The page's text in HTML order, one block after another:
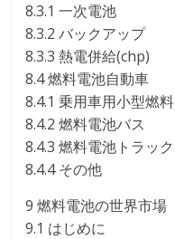
8.3.1 一次電池
8.3.2 バックアップ
8.3.3 熱電併給(chp)
8.4 燃料電池自動車
8.4.1 乗用車用小型燃
8.4.2 燃料電池バス
8.4.3 燃料電池トラック
8.4.4 その他
9 燃料電池の世界市場
9.1 はじめに